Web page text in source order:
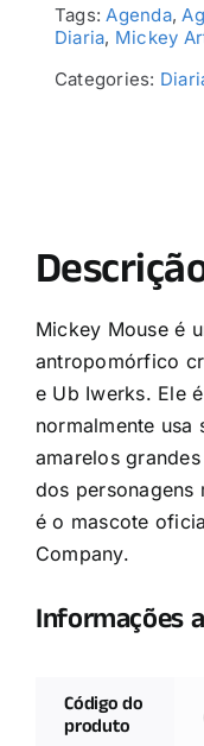
Tags:Agenda,
Diaria, Mickey
Categories:
Mickey Mouse é
antropomórfico
e Ub Iwerks. Ele
normalmente usa
amarelos
dos personagens
é o mascote
Company.
Informações
Código do
produto